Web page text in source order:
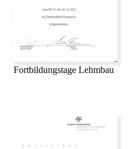
Fortbildungstage Lehmbau